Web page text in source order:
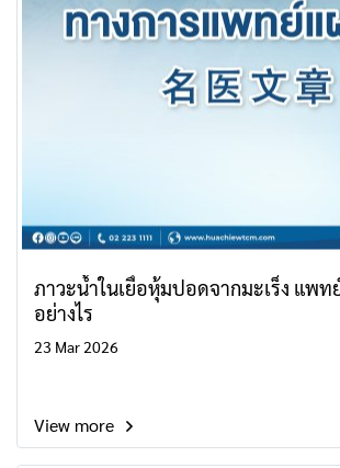
ภาวะน้ำในเยื่อหุ้มปอดจากมะเร็ง แพ
อย่างไร
23 Mar 2026
View more